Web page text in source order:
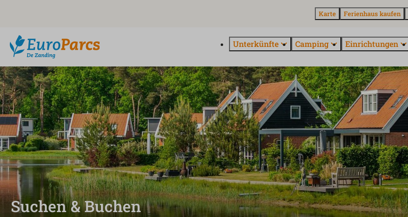
Karte Ferienhaus kaufen
Unterkünfte Camping Einrichtungen
Suchen & Buchen